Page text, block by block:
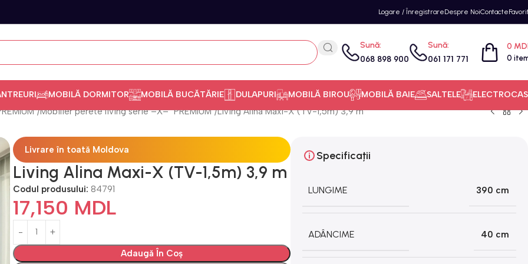
Logare / ÎnregistrareDespre NoiContacte
Sună:
068 898 900
Sună:
061 171 771 0
0
MOBILĂ DORMITOR MOBILĂ BUCĂTĂRIE DULAPURI MOBILĂ BIROU MOBILĂ BAIE SALTELE
Mobilier perete living serie =Х= "PREMIUM" Living Alina Maxi-X (TV-1,5m) 3,9 m
Livrare în toată Moldova
Living Alina Maxi-X (TV-1,5m) 3,9 m
Codul produsului: 84791
17,150 MDL
Adaugă În Coș
Specificații
LUNGIME 390 cm
ADÂNCIME 40 cm